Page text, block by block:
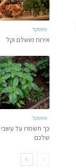
טיפסקל
אירוח מושלם וקל
טיפסקל
כך תשמרו על עשבי
שלכם